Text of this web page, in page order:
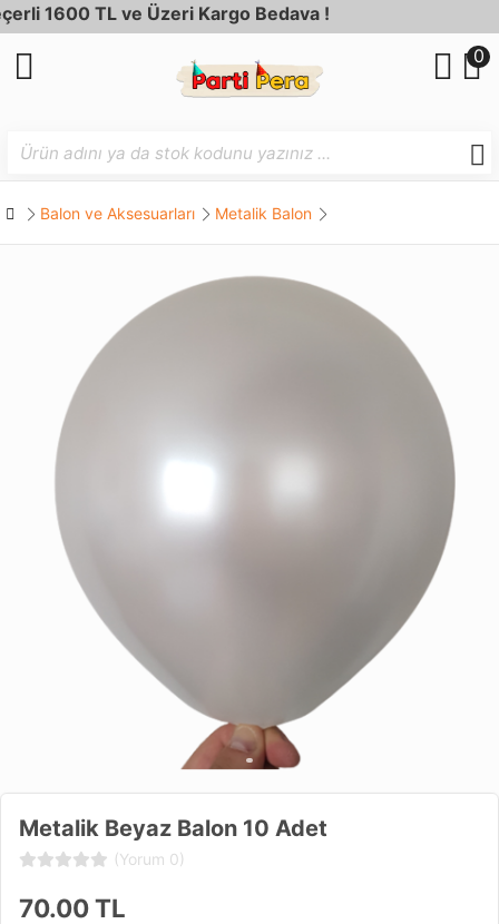
TL ve Üzeri Kargo Bedava !
0
Balon ve Aksesuarları Metalik Balon
Metalik Beyaz Balon 10 Adet
(Yorum 0)
70.00TL